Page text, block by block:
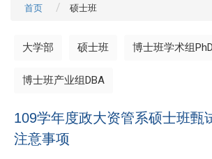
首页 硕士班
大学部 硕士班 博士班学术组PhD
博士班产业组DBA
109学年度政大资管系硕士班甄
注意事项